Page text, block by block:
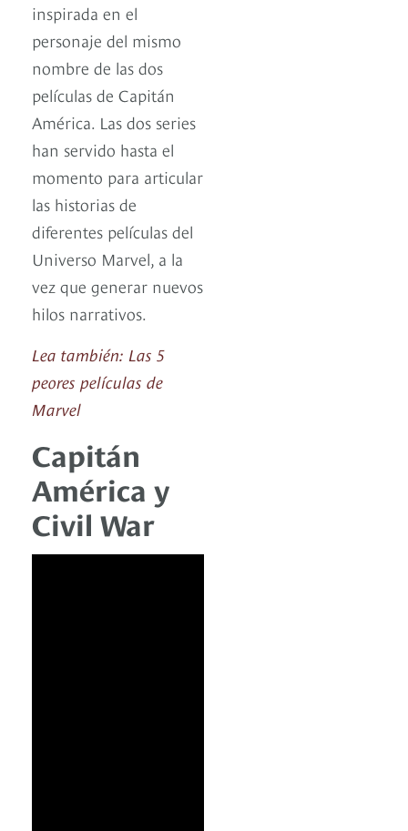
inspirada en el
personaje del mismo
nombre de las dos
películas de Capitán
América. Las dos series
han servido hasta el
momento para articular
las historias de
diferentes películas del
Universo Marvel, a la
vez que generar nuevos
hilos narrativos.
Lea también: Las 5
peores películas de
Marvel
Capitán
América y
Civil War